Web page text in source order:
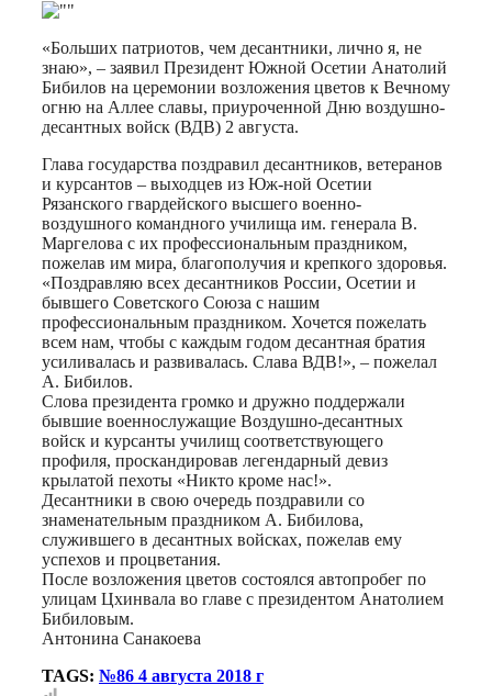
«Больших патриотов, чем десантники, лично я, не
знаю», – заявил Президент Южной Осетии Анатолий
Бибилов на церемонии возложения цветов к Вечному
огню на Аллее славы, приуроченной Дню воздушно-
десантных войск (ВДВ) 2 августа.
Глава государства поздравил десантников, ветеранов
и курсантов – выходцев из Юж-ной Осетии
Рязанского гвардейского высшего военно-
воздушного командного училища им. генерала В.
Маргелова с их профессиональным праздником,
пожелав им мира, благополучия и крепкого здоровья.
«Поздравляю всех десантников России, Осетии и
бывшего Советского Союза с нашим
профессиональным праздником. Хочется пожелать
всем нам, чтобы с каждым годом десантная братия
усиливалась и развивалась. Слава ВДВ!», – пожелал
А. Бибилов.
Слова президента громко и дружно поддержали
бывшие военнослужащие Воздушно-десантных
войск и курсанты училищ соответствующего
профиля, проскандировав легендарный девиз
крылатой пехоты «Никто кроме нас!».
Десантники в свою очередь поздравили со
знаменательным праздником А. Бибилова,
служившего в десантных войсках, пожелав ему
успехов и процветания.
После возложения цветов состоялся автопробег по
улицам Цхинвала во главе с президентом Анатолием
Бибиловым.
Антонина Санакоева
TAGS: №86 4 августа 2018 г